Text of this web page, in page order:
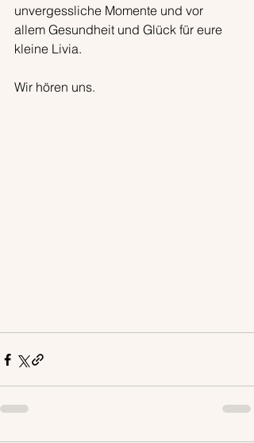
unvergessliche Momente und vor
allem Gesundheit und Glück für eure
kleine Livia.
Wir hören uns.